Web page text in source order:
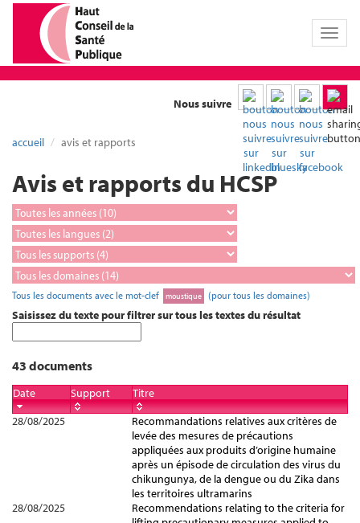
Toggle
Nous suivre
accueil avis et rapports
Avis et rapports du HCSP
Tous les documents avec le mot-clef moustique (pour tous les domaines)
Saisissez du texte pour filtrer sur tous les textes du résultat
43 documents
Date Support
Titre
28/08/2025
Recommandations relatives aux critères de
levée des mesures de précautions
appliquées aux produits d’origine humaine
après un épisode de circulation des virus du
chikungunya, de la dengue ou du Zika dans
les territoires ultramarins
28/08/2025
Recommendations relating to the criteria for